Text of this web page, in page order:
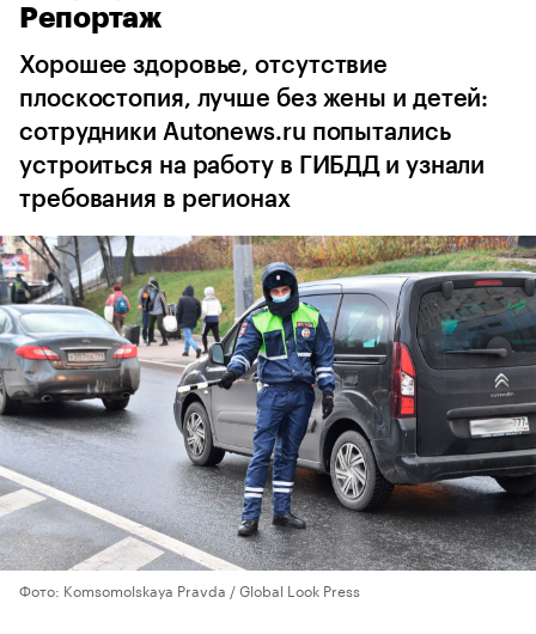
Репортаж
Хорошее здоровье, отсутствие
плоскостопия, лучше без жены и детей:
сотрудники Autonews.ru попытались
устроиться на работу в ГИБДД и узнали
требования в регионах
Фото: Komsomolskaya Pravda / Global Look Press